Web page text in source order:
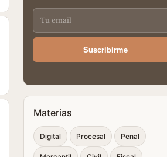
Suscribirme
Materias
Digital Procesal Penal